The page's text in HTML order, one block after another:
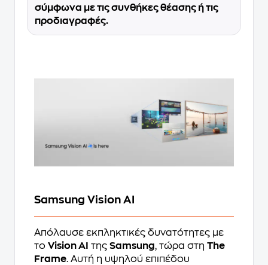
σύμφωνα με τις συνθήκες θέασης ή τις
προδιαγραφές.
Samsung Vision AI
Απόλαυσε εκπληκτικές δυνατότητες με
το Vision AI της Samsung, τώρα στη The
Frame. Αυτή η υψηλού επιπέδου